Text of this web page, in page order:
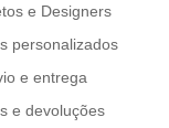
e Designers
personalizados
e entrega
e devoluções